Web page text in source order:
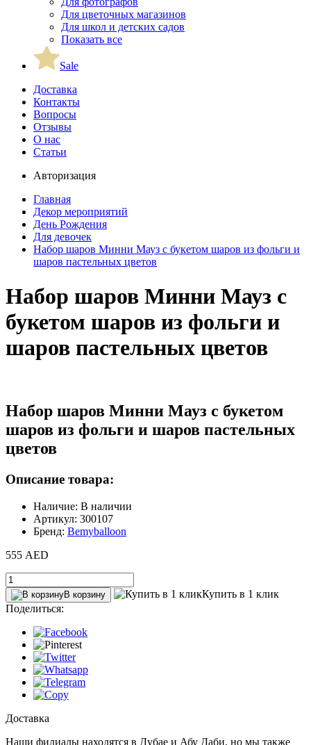
Для цветочных магазинов
Для школ и детских садов
Показать все
Sale
Доставка
Контакты
Вопросы
Отзывы
О нас
Статьи
Авторизация
Главная
Декор мероприятий
День Рождения
Для девочек
Набор шаров Минни Мауз с букетом шаров из фольги и
шаров пастельных цветов
Набор шаров Минни Мауз с
букетом шаров из фольги и
шаров пастельных цветов
Набор шаров Минни Мауз с букетом
шаров из фольги и шаров пастельных
цветов
Описание товара:
Наличие: В наличии
Артикул: 300107
Бренд: Bemyballoon
555 AED
В корзину
Купить в 1 клик
Поделиться:
Доставка
Наши филиалы находятся в Дубае и Абу Даби, но мы также